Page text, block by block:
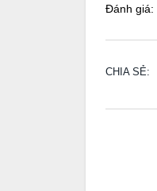
Đánh giá:
CHIA SẺ: